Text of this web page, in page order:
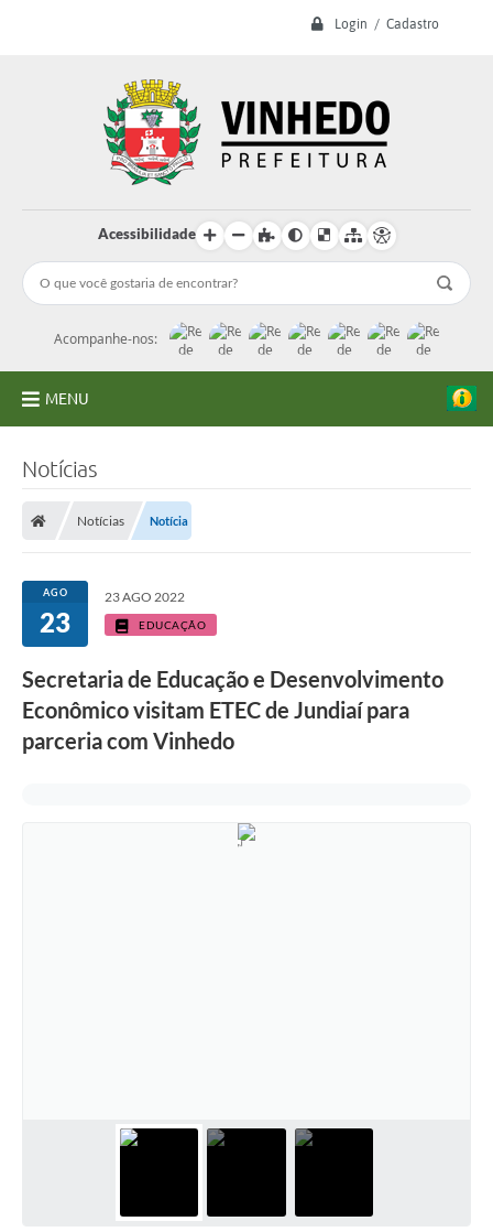
Login / Cadastro
Acessibilidade
Acompanhe-nos:
MENU
Licitações
Transparência
Concursos e Processos Seletivos
Notícias
Notícias Notícia
AGO
23
23 AGO 2022
EDUCAÇÃO
Secretaria de Educação e Desenvolvimento
Econômico visitam ETEC de Jundiaí para
parceria com Vinhedo